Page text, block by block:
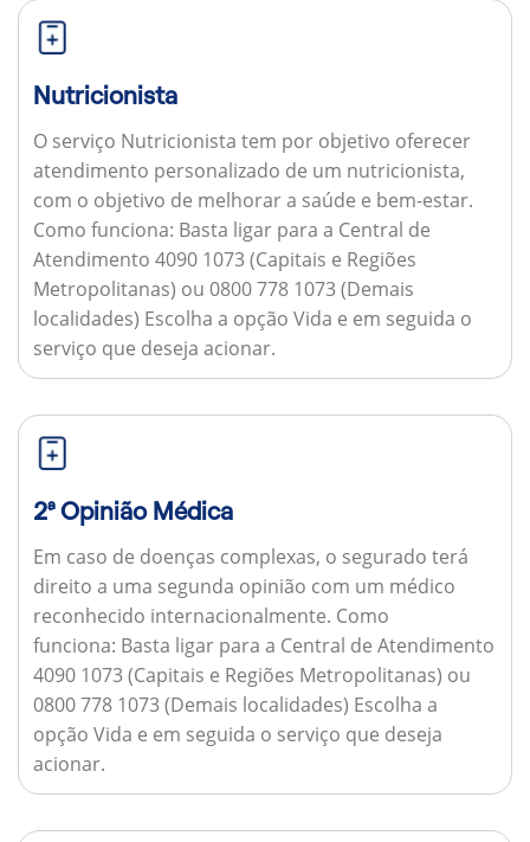
Nutricionista
O serviço Nutricionista tem por objetivo oferecer
atendimento personalizado de um nutricionista,
com o objetivo de melhorar a saúde e bem-estar.
Como funciona: Basta ligar para a Central de
Atendimento 4090 1073 (Capitais e Regiões
Metropolitanas) ou 0800 778 1073 (Demais
localidades) Escolha a opção Vida e em seguida o
serviço que deseja acionar.
2ª Opinião Médica
Em caso de doenças complexas, o segurado terá
direito a uma segunda opinião com um médico
reconhecido internacionalmente. Como
funciona: Basta ligar para a Central de Atendimento
4090 1073 (Capitais e Regiões Metropolitanas) ou
0800 778 1073 (Demais localidades) Escolha a
opção Vida e em seguida o serviço que deseja
acionar.